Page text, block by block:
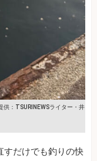
供：TSURINEWSライター・井
すだけでも釣りの快